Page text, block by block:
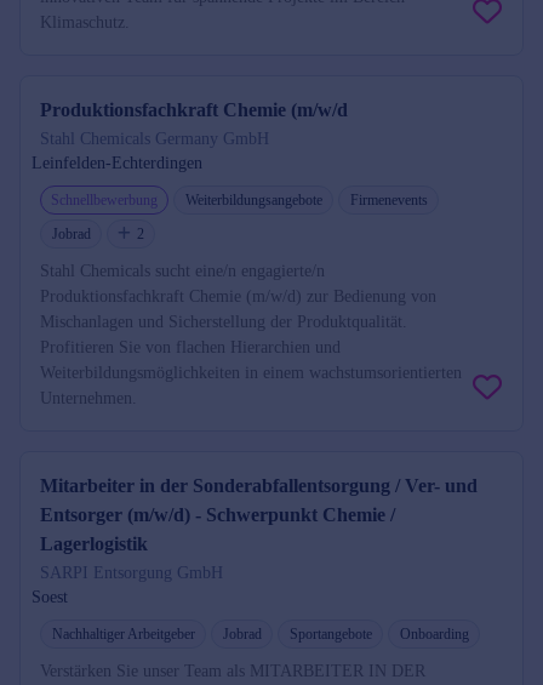
Klimaschutz.
Produktionsfachkraft Chemie (m/w/d
Stahl Chemicals Germany GmbH
Leinfelden-Echterdingen
Schnellbewerbung Weiterbildungsangebote
Firmenevents
Jobrad
2
Stahl Chemicals sucht eine/n engagierte/n
Produktionsfachkraft Chemie (m/w/d) zur Bedienung von
Mischanlagen und Sicherstellung der Produktqualität.
Profitieren Sie von flachen Hierarchien und
Weiterbildungsmöglichkeiten in einem wachstumsorientierten
Unternehmen.
Mitarbeiter in der Sonderabfallentsorgung / Ver- und
Entsorger (m/w/d) - Schwerpunkt Chemie /
Lagerlogistik
SARPI Entsorgung GmbH
Soest
Nachhaltiger Arbeitgeber Jobrad Sportangebote Onboarding
Verstärken Sie unser Team als MITARBEITER IN DER